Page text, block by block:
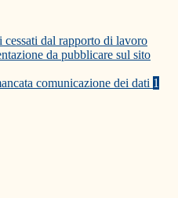
cessati dal rapporto di lavoro
da pubblicare sul sito
comunicazione dei dati 1